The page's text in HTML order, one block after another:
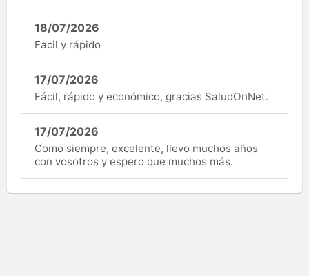
18/07/2026
Facil y rápido
17/07/2026
Fácil, rápido y económico, gracias SaludOnNet.
17/07/2026
Como siempre, excelente, llevo muchos años
con vosotros y espero que muchos más.